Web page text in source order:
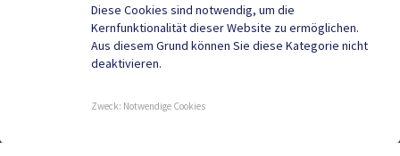
Neuigkeiten
Termine
Kundmachungen
Verordnungen
Diese Cookies sind notwendig, um die
Kernfunktionalität dieser Website zu ermöglichen.
Aus diesem Grund können Sie diese Kategorie nicht
deaktivieren.
Zweck: Notwendige Cookies